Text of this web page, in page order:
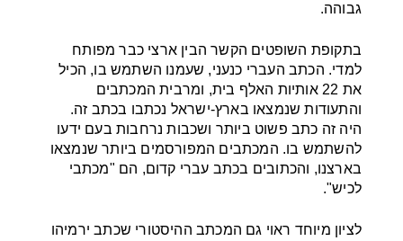
גבוהה.
בתקופת השופטים הקשר הבין ארצי כבר מפותח
למדי. הכתב העברי כנעני, שעמנו השתמש בו, הכיל
את 22 אותיות האלף בית, ומרבית המכתבים
והתעודות שנמצאו בארץ-ישראל נכתבו בכתב זה.
היה זה כתב פשוט ביותר ושכבות נרחבות בעם ידעו
להשתמש בו. המכתבים המפורסמים ביותר שנמצאו
בארצנו, והכתובים בכתב עברי קדום, הם "מכתבי
לכיש".
לציון מיוחד ראוי גם המכתב ההיסטורי שכתב ירמיהו